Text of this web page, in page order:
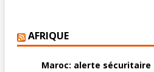
AFRIQUE
Maroc: alerte sécuritaire